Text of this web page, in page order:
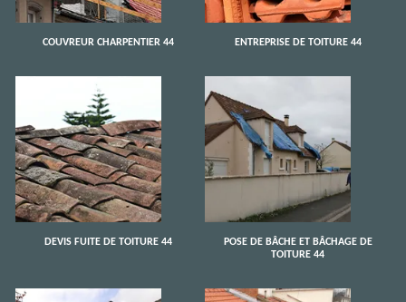
COUVREUR CHARPENTIER 44 ENTREPRISE DE TOITURE 44
DEVIS FUITE DE TOITURE 44
POSE DE BÂCHE ET BÂCHAGE DE
TOITURE 44